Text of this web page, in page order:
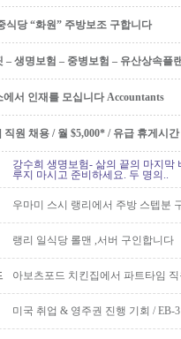
식당 “화원” 주방보조 구합니다
– 생명보험 – 중병보험 – 유산상속플
에서 인재를 모십니다 Accountants
직원 채용 / 월 $5,000* / 유급 휴게시
강수희 생명보험- 삶의 끝의 마지막
루지 마시고 준비하세요. 두 명의..
우마미 스시 랭리에서 주방 스텝분
랭리 일식당 롤맨 ,서버 구인합니다
아보츠포드 치킨집에서 파트타임
미국 취업 & 영주권 진행 기회 / EB-